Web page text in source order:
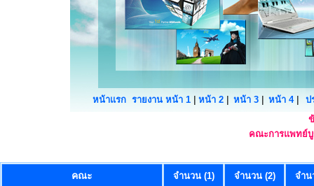
หน้าแรก รายงาน หน้า 1 | หน้า 2 | หน้า 3 | หน้า 4 |
ป
คณะการแพทย์บู
คณะ จำนวน (1) จำนวน (2) จำน